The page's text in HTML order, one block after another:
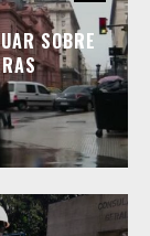
SOBRE